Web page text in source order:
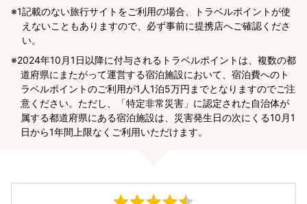
※1記載のない旅行サイトをご利用の場合、トラベルポイントが使
えないこともありますので、必ず事前に提携店へご確認くださ
い。
2024年10月1日以降に付与されるトラベルポイントは、複数の都
道府県にまたがって運営する宿泊施設において、宿泊費へのト
ラベルポイントのご利用が1人1泊5万円までとなりますのでご注
意ください。ただし、「特定非常災害」に認定された自治体が
属する都道府県にある宿泊施設は、災害発生日の次にくる10月1
日から1年間上限なくご利用いただけます。